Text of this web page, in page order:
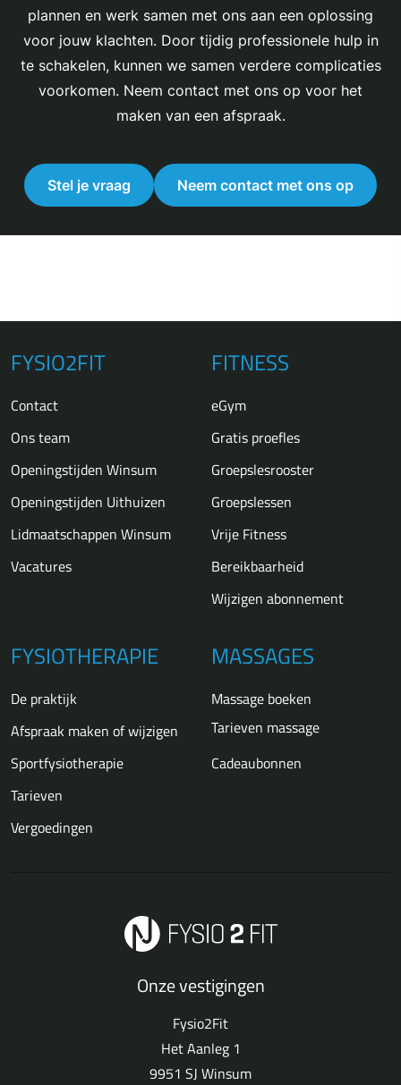
plannen en werk samen met ons aan een oplossing
voor jouw klachten. Door tijdig professionele hulp in
te schakelen, kunnen we samen verdere complicaties
voorkomen. Neem contact met ons op voor het
maken van een afspraak.
Stel je vraag Neem contact met ons op
Onze vestigingen
Fysio2Fit
Het Aanleg 1
9951 SJ Winsum
FYSIO2FIT
Contact
Ons team
Openingstijden Winsum
Openingstijden Uithuizen
Lidmaatschappen Winsum
Vacatures
FITNESS
eGym
Gratis proefles
Groepslesrooster
Groepslessen
Vrije Fitness
Bereikbaarheid
Wijzigen abonnement
FYSIOTHERAPIE
De praktijk
Afspraak maken of wijzigen
Sportfysiotherapie
Tarieven
Vergoedingen
MASSAGES
Massage boeken
Tarieven massage
Cadeaubonnen